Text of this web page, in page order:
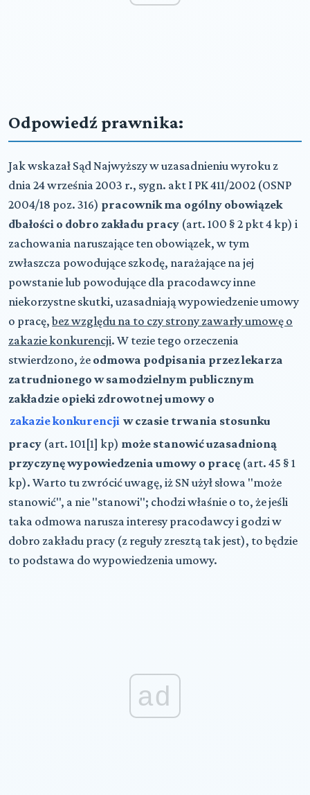
Odpowiedź prawnika:
Jak wskazał Sąd Najwyższy w uzasadnieniu wyroku z
dnia 24 września 2003 r., sygn. akt I PK 411/2002 (OSNP
2004/18 poz. 316) pracownik ma ogólny obowiązek
dbałości o dobro zakładu pracy (art. 100 § 2 pkt 4 kp) i
zachowania naruszające ten obowiązek, w tym
zwłaszcza powodujące szkodę, narażające na jej
powstanie lub powodujące dla pracodawcy inne
niekorzystne skutki, uzasadniają wypowiedzenie umowy
o pracę,bez względu na to czy strony zawarły umowę o
zakazie konkurencji. W tezie tego orzeczenia
stwierdzono, że odmowa podpisania przez lekarza
zatrudnionego w samodzielnym publicznym
zakładzie opieki zdrowotnej umowy o
zakazie konkurencji w czasie trwania stosunku
pracy (art. 101[1] kp) może stanowić uzasadnioną
przyczynę wypowiedzenia umowy o pracę (art. 45 § 1
kp). Warto tu zwrócić uwagę, iż SN użył słowa "może
stanowić", a nie "stanowi"; chodzi właśnie o to, że jeśli
taka odmowa narusza interesy pracodawcy i godzi w
dobro zakładu pracy (z reguły zresztą tak jest), to będzie
to podstawa do wypowiedzenia umowy.
ad